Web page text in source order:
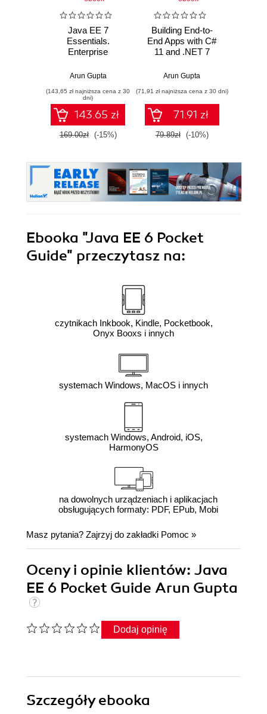
Java EE 7
Essentials.
Enterprise
Handbook
Arun Gupta
(143,65 zł najniższa cena z 30
dni)
143.65 zł
169.00zł (-15%)
Building End-to-
End Apps with C#
11 and .NET 7
Arun Gupta
(71,91 zł najniższa cena z 30 dni)
71.91 zł
79.89zł (-10%)
Ebooka "Java EE 6 Pocket
Guide" przeczytasz na:
czytnikach Inkbook, Kindle, Pocketbook,
Onyx Booxs i innych
systemach Windows, MacOS i innych
systemach Windows, Android, iOS,
HarmonyOS
na dowolnych urządzeniach i aplikacjach
obsługujących formaty: PDF, EPub, Mobi
Masz pytania? Zajrzyj do zakładki Pomoc »
Oceny i opinie klientów: Java
EE 6 Pocket Guide Arun Gupta
Dodaj opinię
Szczegółyebooka